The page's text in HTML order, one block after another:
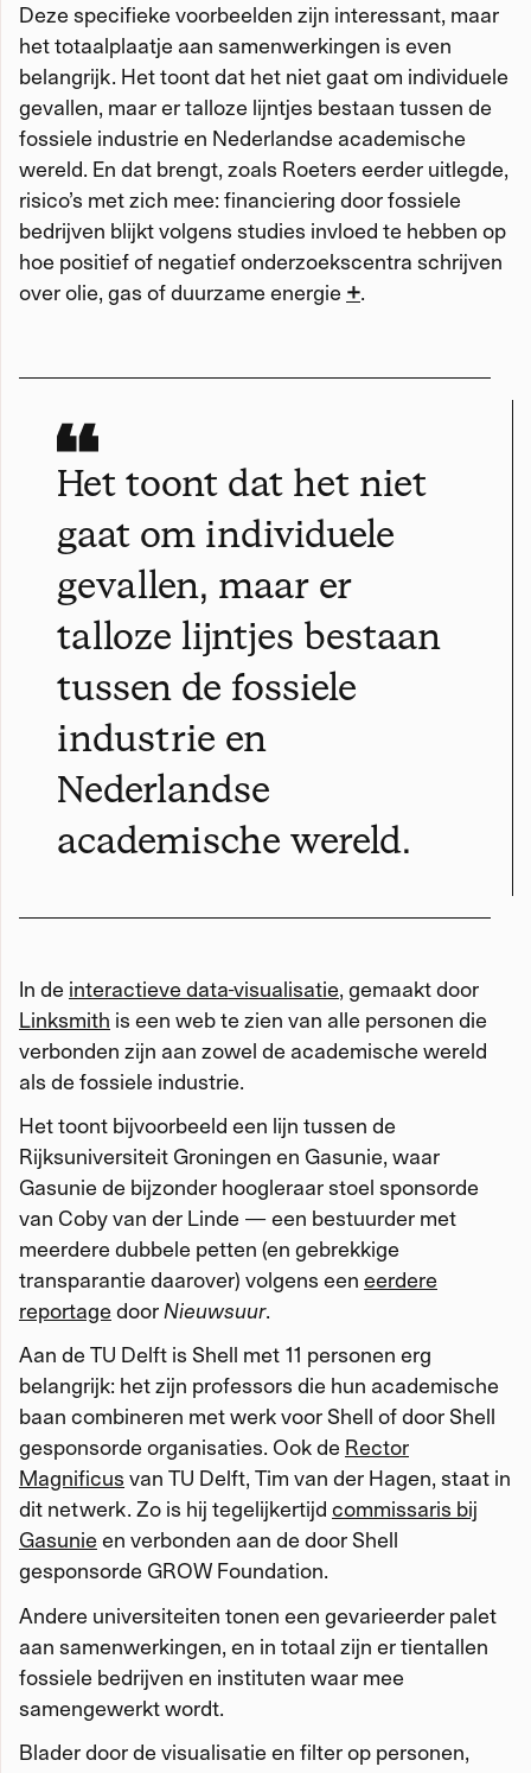
Deze specifieke voorbeelden zijn interessant, maar
het totaalplaatje aan samenwerkingen is even
belangrijk. Het toont dat het niet gaat om individuele
gevallen, maar er talloze lijntjes bestaan tussen de
fossiele industrie en Nederlandse academische
wereld. En dat brengt, zoals Roeters eerder uitlegde,
risico’s met zich mee: financiering door fossiele
bedrijven blijkt volgens studies invloed te hebben op
hoe positief of negatief onderzoekscentra schrijven
over olie, gas of duurzame energie +.
Het toont dat het niet
gaat om individuele
gevallen, maar er
talloze lijntjes bestaan
tussen de fossiele
industrie en
Nederlandse
academische wereld.
In de interactieve data-visualisatie, gemaakt door
Linksmith is een web te zien van alle personen die
verbonden zijn aan zowel de academische wereld
als de fossiele industrie.
Het toont bijvoorbeeld een lijn tussen de
Rijksuniversiteit Groningen en Gasunie, waar
Gasunie de bijzonder hoogleraar stoel sponsorde
van Coby van der Linde — een bestuurder met
meerdere dubbele petten (en gebrekkige
transparantie daarover) volgens een eerdere
reportagedoorNieuwsuur.
Aan de TU Delft is Shell met 11 personen erg
belangrijk: het zijn professors die hun academische
baan combineren met werk voor Shell of door Shell
gesponsorde organisaties. Ook de Rector
Magnificus van TU Delft, Tim van der Hagen, staat in
dit netwerk. Zo is hij tegelijkertijd commissaris bij
Gasunieen verbonden aan de door Shell
gesponsorde GROW Foundation.
Andere universiteiten tonen een gevarieerder palet
aan samenwerkingen, en in totaal zijn er tientallen
fossiele bedrijven en instituten waar mee
samengewerkt wordt.
Blader door de visualisatie en filter op personen,